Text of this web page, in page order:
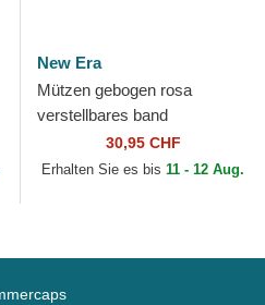
New Era
Mützen gebogen rosa
verstellbares band
9TWENTY Pattern Spring
Training Fan Pack 2025 der
30,95 CHF
Erhalten Sie es bis 11 - 12 Aug.